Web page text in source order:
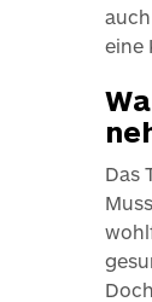
eine
Das